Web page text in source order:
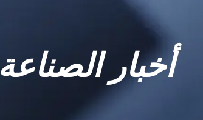
أخبار الصناعة